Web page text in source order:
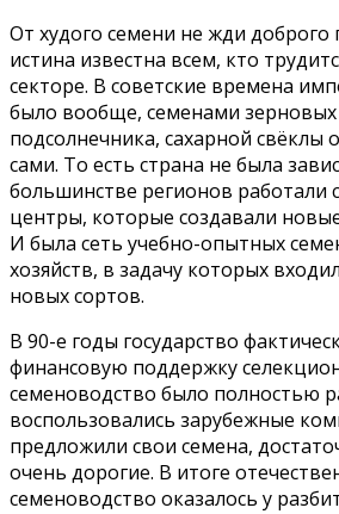
От худого семени не жди доброго
истина известна всем, кто
секторе. В советские времена
было вообще, семенами зерновых
подсолнечника, сахарной свёклы
сами. То есть страна не была
большинстве регионов работали
центры, которые создавали
И была сеть учебно-опытных
хозяйств, в задачу которых
новых сортов.
В 90-е годы государство
финансовую поддержку
семеноводство было полностью
воспользовались зарубежные
предложили свои семена,
очень дорогие. В итоге
семеноводство оказалось у